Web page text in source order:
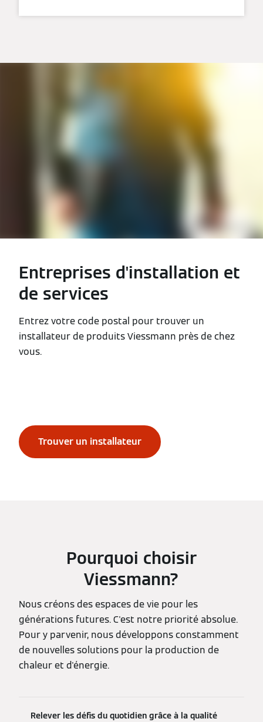
Entreprises d'installation et
de services
Entrez votre code postal pour trouver un
installateur de produits Viessmann près de chez
vous.
Trouver un installateur
Pourquoi choisir
Viessmann?
Nous créons des espaces de vie pour les
générations futures. C'est notre priorité absolue.
Pour y parvenir, nous développons constamment
de nouvelles solutions pour la production de
chaleur et d'énergie.
Relever les défis du quotidien grâce à la qualité